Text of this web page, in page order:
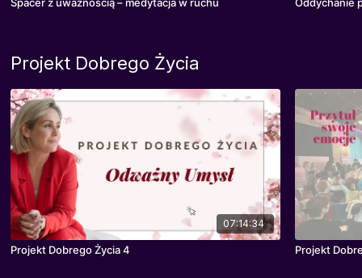
Spacer z uważnością – medytacja w ruchu Oddychanie
Projekt Dobrego Życia
07:14:34
Projekt Dobrego Życia 4 Projekt